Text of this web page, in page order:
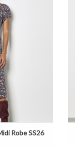
Robe SS26